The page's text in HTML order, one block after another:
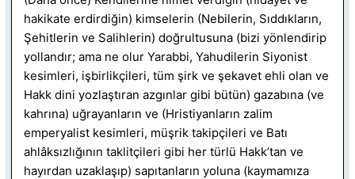
hakikate erdirdiğin) kimselerin (Nebilerin, Sıddıkların,
Şehitlerin ve Salihlerin) doğrultusuna (bizi yönlendirip
yollandır; ama ne olur Yarabbi, Yahudilerin Siyonist
kesimleri, işbirlikçileri, tüm şirk ve şekavet ehli olan ve
Hakk dini yozlaştıran azgınlar gibi bütün) gazabına (ve
kahrına) uğrayanların ve (Hristiyanların zalim
emperyalist kesimleri, müşrik takipçileri ve Batı
ahlâksızlığının taklitçileri gibi her türlü Hakk’tan ve
hayırdan uzaklaşıp) sapıtanların yoluna (kaymamıza